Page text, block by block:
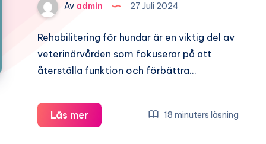
Av admin 27 Juli 2024
Rehabilitering för hundar är en viktig del av
veterinärvården som fokuserar på att
återställa funktion och förbättra…
Läs mer Rehabilitering
för
18 minuters läsning